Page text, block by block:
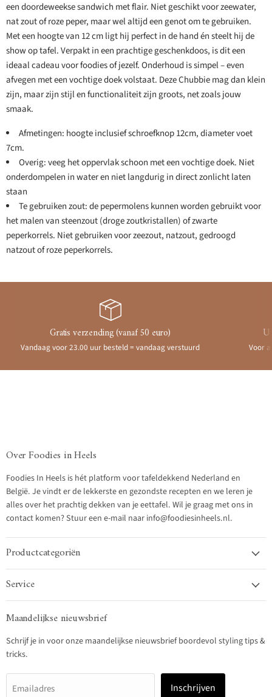
een doordeweekse sandwich met flair. Niet geschikt voor zeewater,
nat zout of roze peper, maar wel altijd een genot om te gebruiken.
Met een hoogte van 12 cm ligt hij perfect in de hand én steelt hij de
show op tafel. Verpakt in een prachtige geschenkdoos, is dit een
ideaal cadeau voor foodies of jezelf. Onderhoud is simpel – even
afvegen met een vochtige doek volstaat. Deze Chubbie mag dan klein
zijn, maar zijn stijl en functionaliteit zijn groots, net zoals jouw
smaak.
Afmetingen: hoogte inclusief schroefknop 12cm, diameter voet
7cm.
Overig: veeg het oppervlak schoon met een vochtige doek. Niet
onderdompelen in water en niet langdurig in direct zonlicht laten
staan
Te gebruiken zout: de pepermolens kunnen worden gebruikt voor
het malen van steenzout (droge zoutkristallen) of zwarte
peperkorrels. Niet gebruiken voor zeezout, natzout, gedroogd
natzout of roze peperkorrels.
Gratis verzending (vanaf 50 euro)
Vandaag voor 23.00 uur besteld = vandaag verstuurd Voor
Over Foodies in Heels
Foodies In Heels is hét platform voor tafeldekkend Nederland en
België. Je vindt er de lekkerste en gezondste recepten en we leren je
alles over het prachtig dekken van je eettafel. Wil je graag met ons in
contact komen? Stuur een e-mail naar info@foodiesinheels.nl.
Productcategoriën
Service
Maandelijkse nieuwsbrief
Schrijf je in voor onze maandelijkse nieuwsbrief boordevol styling tips &
tricks.
Emailadres Inschrijven